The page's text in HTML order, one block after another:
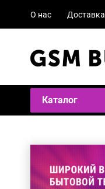
О нас Доставка
Каталог